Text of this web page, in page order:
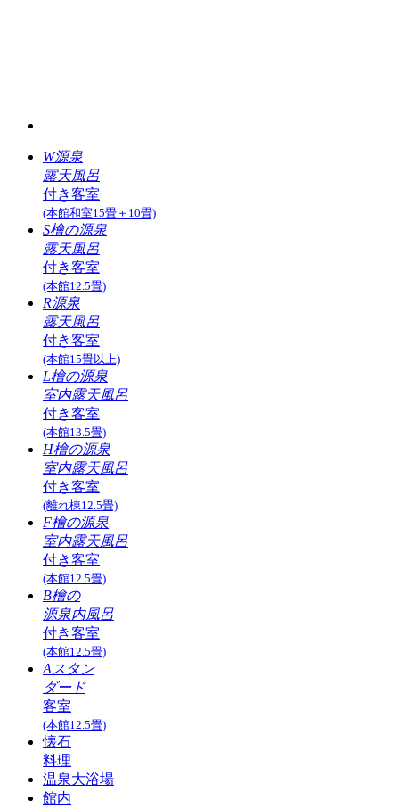
W源泉
露天風呂
付き客室
(本館和室15畳＋10畳)
S檜の源泉
露天風呂
付き客室
(本館12.5畳)
R源泉
露天風呂
付き客室
(本館15畳以上)
L檜の源泉
室内露天風呂
付き客室
(本館13.5畳)
H檜の源泉
室内露天風呂
付き客室
(離れ棟12.5畳)
F檜の源泉
室内露天風呂
付き客室
(本館12.5畳)
B檜の
源泉内風呂
付き客室
(本館12.5畳)
Aスタン
ダード
客室
(本館12.5畳)
懐石
料理
温泉大浴場
館内